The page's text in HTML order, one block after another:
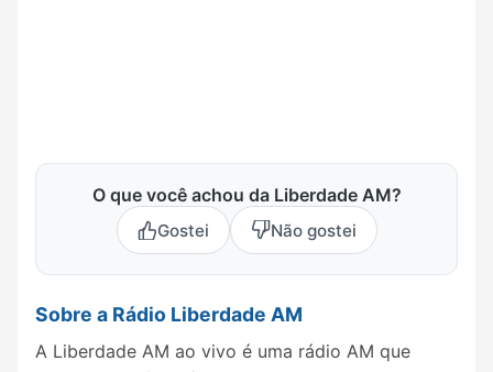
O que você achou da Liberdade AM?
Gostei Não gostei
Sobre a Rádio Liberdade AM
A Liberdade AM ao vivo é uma rádio AM que